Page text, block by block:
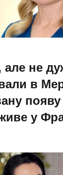
але не
в
появу
у